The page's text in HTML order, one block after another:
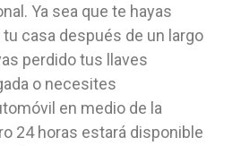
Ya sea que te hayas
casa después de un largo
perdido tus llaves
o necesites
en medio de la
24 horas estará disponible